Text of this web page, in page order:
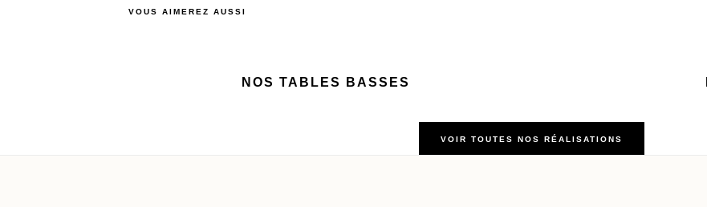
VOUS AIMEREZ AUSSI
NOS TABLES BASSES
VOIR TOUTES NOS RÉALISATIONS